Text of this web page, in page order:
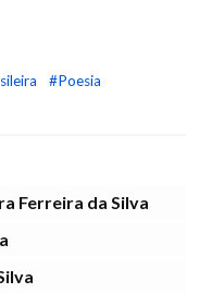
#Poesia
Ferreira da Silva